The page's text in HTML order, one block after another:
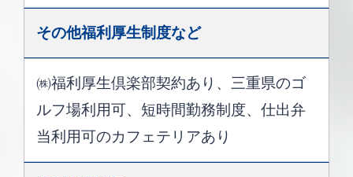
その他福利厚生制度など
㈱福利厚生倶楽部契約あり、三重県のゴ
ルフ場利用可、短時間勤務制度、仕出弁
当利用可のカフェテリアあり